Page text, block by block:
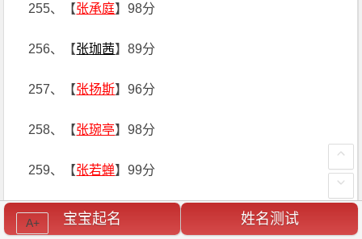
255、【张承庭】98分
256、【张珈茜】89分
257、【张扬斯】96分
258、【张琬亭】98分
259、【张若蝉】99分
260、【张月淇】83分
宝宝起名 姓名测试
A+